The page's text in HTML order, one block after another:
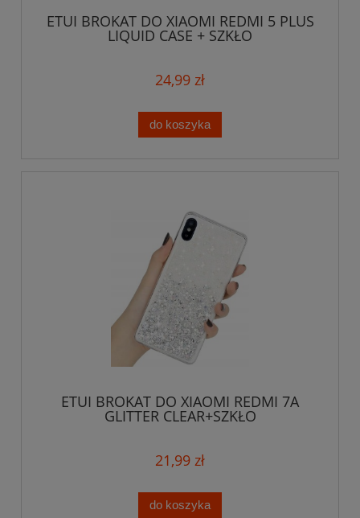
ETUI BROKAT DO XIAOMI REDMI 5 PLUS
LIQUID CASE + SZKŁO
24,99 zł
do koszyka
ETUI BROKAT DO XIAOMI REDMI 7A
GLITTER CLEAR+SZKŁO
21,99 zł
do koszyka